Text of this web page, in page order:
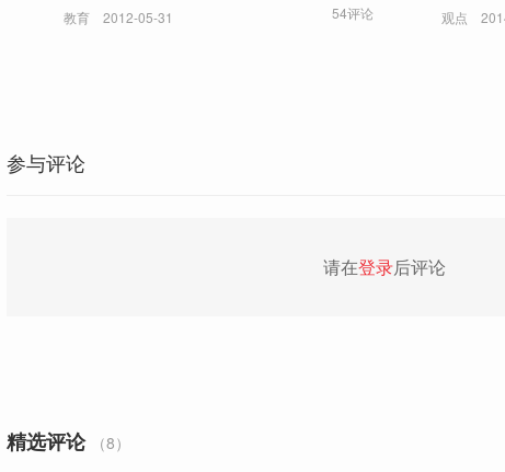
教育 2012-05-31 54评论 观点
参与评论
请在登录后评论
精选评论 （8）